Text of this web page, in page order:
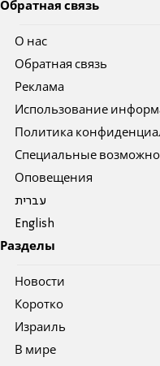
Обратная связь
О нас
Обратная связь
Реклама
Использование
Политика
Специальные
Оповещения
עברית
English
Разделы
Новости
Коротко
Израиль
В мире